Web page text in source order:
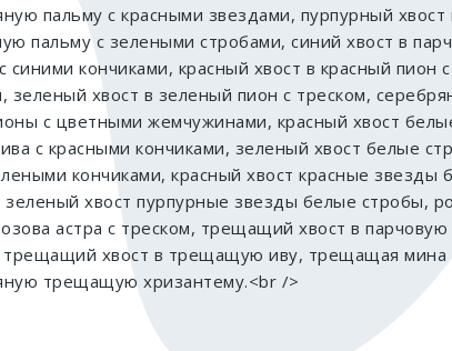
Все 11
пальму с красными звездами, пурпурный хвост
пальму с зелеными стробами, синий хвост в
синими кончиками, красный хвост в красный пион с
зеленый хвост в зеленый пион с треском,
с цветными жемчужинами, красный хвост
с красными кончиками, зеленый хвост белые
кончиками, красный хвост красные звезды
хвост пурпурные звезды белые стробы,
астра с треском, трещащий хвост в парчовую
трещащий хвост в трещащую иву, трещащая мина
трещащую хризантему.<br />